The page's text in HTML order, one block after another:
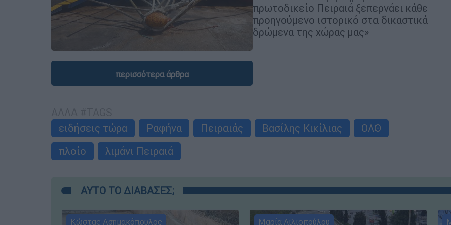
πρωτοδικείο Πειραιά ξεπερνάει κάθε
προηγούμενο ιστορικό στα δικαστικά
δρώμενα της χώρας μας»
περισσότερα άρθρα
ειδήσεις τώρα
Ραφήνα Πειραιάς Βασίλης Κικίλιας
ΟΛΘ
πλοίο
λιμάνι Πειραιά
ΑΥΤΟ ΤΟ ΔΙΑΒΑΣΕΣ;
Κώστας Ασημακόπουλος Μαρία Λιλιοπούλου